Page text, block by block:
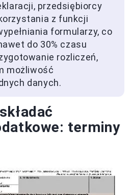
przedsiębiorcy
z funkcji
formularzy, co
do 30% czasu
rozliczeń,
możliwość
danych.
terminy